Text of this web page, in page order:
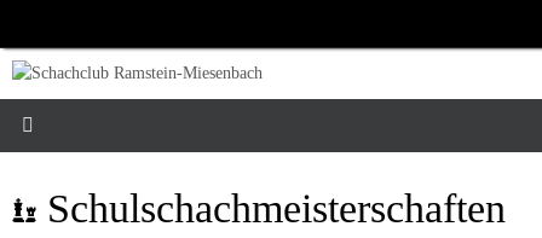
springen
Schulschachmeisterschaften